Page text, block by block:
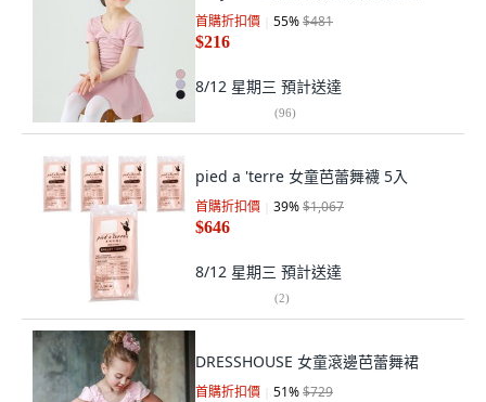
首購折扣價 55%$481
$216
8/12 星期三 預計送達
(96)
pied a 'terre 女童芭蕾舞襪 5入
首購折扣價 39%$1,067
$646
8/12 星期三 預計送達
(2)
DRESSHOUSE 女童滾邊芭蕾舞裙
首購折扣價 51%$729